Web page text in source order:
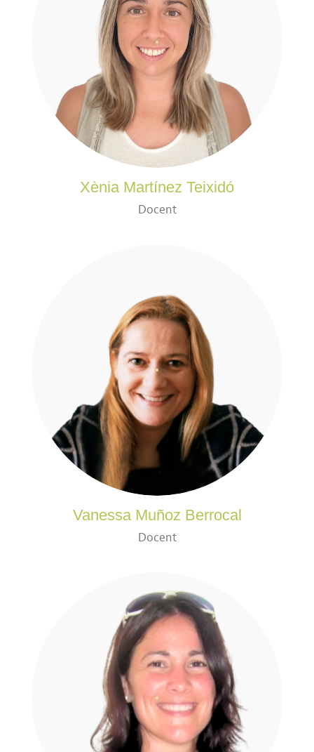
Xènia Martínez Teixidó
Docent
Vanessa Muñoz Berrocal
Docent